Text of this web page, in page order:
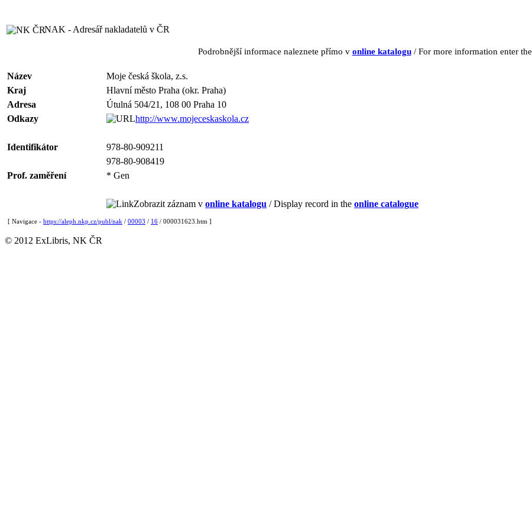
NAK - Adresář nakladatelů v ČR
Podrobnější informace naleznete přímo v online katalogu/ For more information enter the
Název
Moje česká škola, z.s.
Kraj
Hlavní město Praha (okr. Praha)
Adresa
Útulná 504/21, 108 00 Praha 10
Odkazy
http://www.mojeceskaskola.cz
Identifikátor
978-80-909211
978-80-908419
Prof. zaměření
* Gen
Zobrazit záznam v online katalogu / Display record in the online catalogue
[ Navigace - https://aleph.nkp.cz/publ/nak / 00003 / 16 / 000031623.htm ]
© 2012 ExLibris, NK ČR